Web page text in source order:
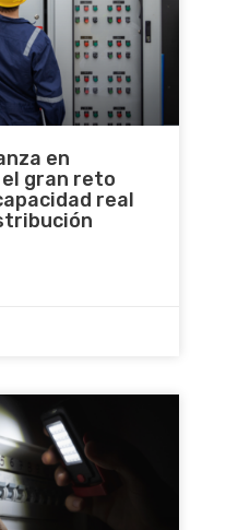
en
gran reto
real